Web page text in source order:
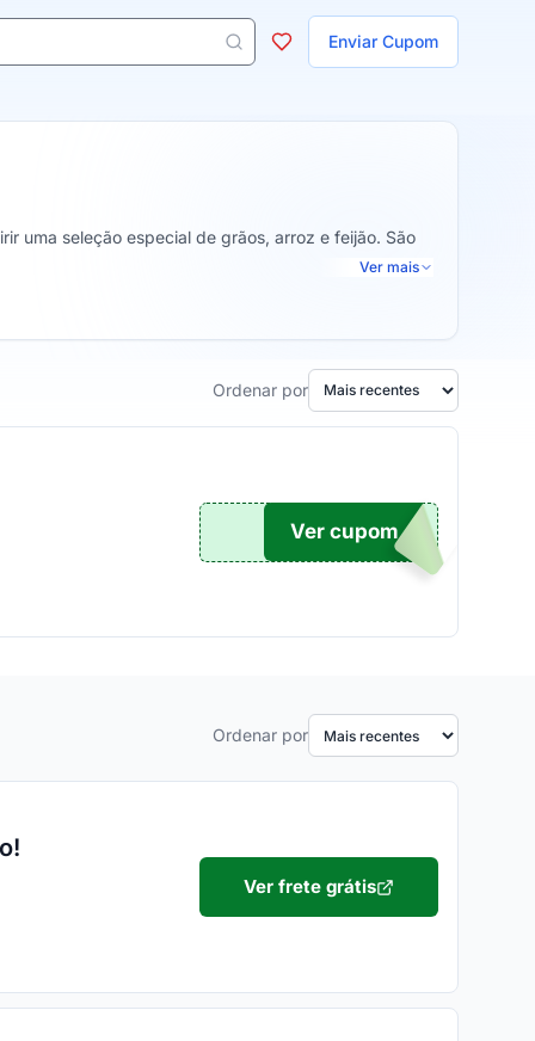
Enviar Cupom
uma seleção especial de grãos, arroz e feijão. São
Ver mais
Ordenar por
MPRA
Ver cupom
Ordenar por
Ver frete grátis